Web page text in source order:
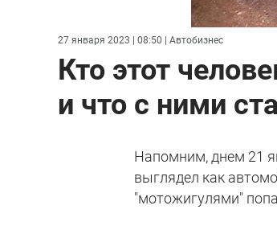
27 января 2023 | 08:50 | Автобизнес
Кто этот
и что с ними
Напомним, днем 21
выглядел как
"мотожигулями"